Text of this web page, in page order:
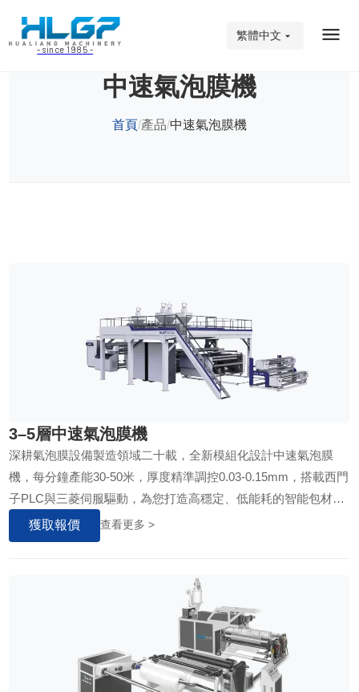
- since 1985 -
繁體中文
中速氣泡膜機
首頁/產品/中速氣泡膜機
3–5層中速氣泡膜機
深耕氣泡膜設備製造領域二十載，全新模組化設計中速氣泡膜
機，每分鐘產能30-50米，厚度精準調控0.03-0.15mm，搭載西門
子PLC與三菱伺服驅動，為您打造高穩定、低能耗的智能包材生
產線……
獲取報價 查看更多 >